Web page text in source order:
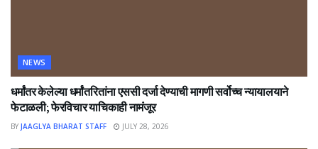
NEWS
धर्मांतर केलेल्या धर्मांतरितांना एससी दर्जा देण्याची मागणी सर्वोच्च न्यायालयाने
फेटाळली; फेरविचार याचिकाही नामंजूर
BY JAAGLYA BHARAT STAFF JULY 28, 2026